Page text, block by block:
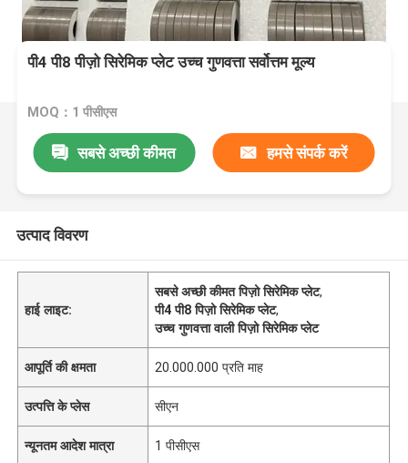
पी4 पी8 पीज़ो सिरेमिक प्लेट उच्च गुणवत्ता सर्वोत्तम मूल्य
MOQ：1 पीसीएस
सबसे अच्छी कीमत हमसे संपर्क करें
उत्पाद विवरण
हाई लाइट:
सबसे अच्छी कीमत पिज़ो सिरेमिक प्लेट,
पी4 पी8 पिज़ो सिरेमिक प्लेट,
उच्च गुणवत्ता वाली पिज़ो सिरेमिक प्लेट
आपूर्ति की क्षमता 20.000.000 प्रति माह
उत्पत्ति के प्लेस सीएन
न्यूनतम आदेश मात्रा 1 पीसीएस